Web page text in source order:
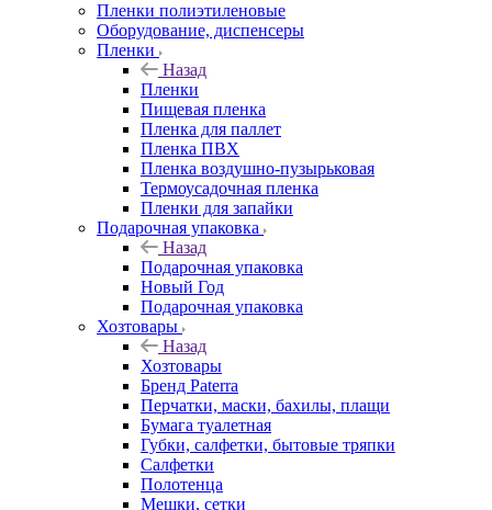
Пленки полиэтиленовые
Оборудование, диспенсеры
Пленки
Назад
Пленки
Пищевая пленка
Пленка для паллет
Пленка ПВХ
Пленка воздушно-пузырьковая
Термоусадочная пленка
Пленки для запайки
Подарочная упаковка
Назад
Подарочная упаковка
Новый Год
Подарочная упаковка
Хозтовары
Назад
Хозтовары
Бренд Paterra
Перчатки, маски, бахилы, плащи
Бумага туалетная
Губки, салфетки, бытовые тряпки
Салфетки
Полотенца
Мешки, сетки